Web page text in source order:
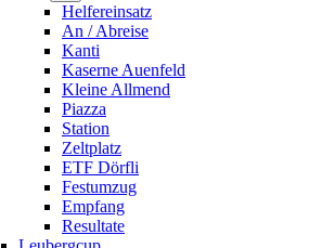
Helfereinsatz
An / Abreise
Kanti
Kaserne Auenfeld
Kleine Allmend
Piazza
Station
Zeltplatz
ETF Dörfli
Festumzug
Empfang
Resultate